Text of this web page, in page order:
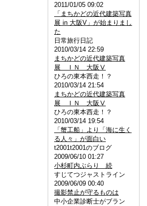
2011/01/05 09:02
「まちかどの近代建築写真
展 in 大阪V」が始まりまし
た
日常旅行日記
2010/03/14 22:59
まちかどの近代建築写真
展 ＩＮ 大阪Ⅴ
ひろの東本西走！？
2010/03/14 21:54
まちかどの近代建築写真
展 ＩＮ 大阪Ⅴ
ひろの東本西走！？
2010/03/14 19:54
「蟹工船」より「海に生く
る人々」が面白い
t2001t2001のブログ
2009/06/10 01:27
小杉町内ぶらり 続
すじてつジャストライン
2009/06/09 00:40
撮影禁止が守るものは
中小企業診断士がブラン